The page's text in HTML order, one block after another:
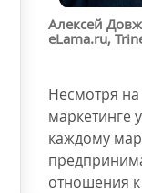
Алексей
eLama.ru,
Несмотря на
маркетинге
каждому
отношения